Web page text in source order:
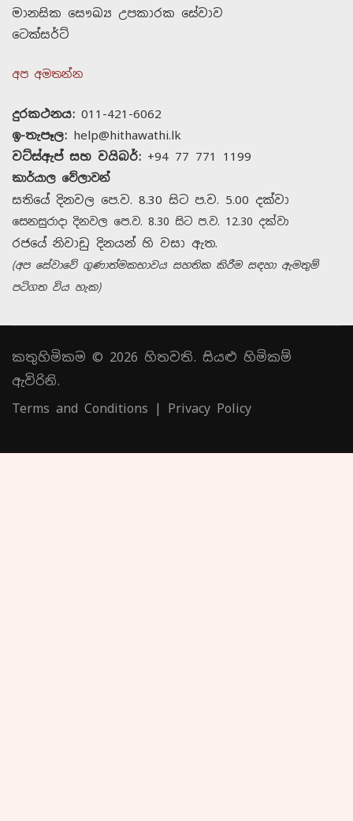
මානසික සෞඛ්‍ය උපකාරක සේවාව
ටෙක්සර්ට්
අප අමතන්න
දුරකථනය: 011-421-6062
ඉ-තැපෑල: help@hithawathi.lk
වට්ස්ඇප් සහ වයිබර්: +94 77 771 1199
කාර්යාල වේලාවන්
සතියේ දිනවල පෙ.ව. 8.30 සිට ප.ව. 5.00 දක්වා
සෙනසුරාදා දිනවල පෙ.ව. 8.30 සිට ප.ව. 12.30 දක්වා
රජයේ නිවාඩු දිනයන් හි වසා ඇත.
(අප සේවාවේ ගුණාත්මකභාවය සහතික කිරීම සඳහා ඇමතුම්
පටිගත විය හැක)
කතුහිමිකම © 2026 හිතවති. සියළු හිමිකම්
ඇවිරිනි.
Terms and Conditions | Privacy Policy